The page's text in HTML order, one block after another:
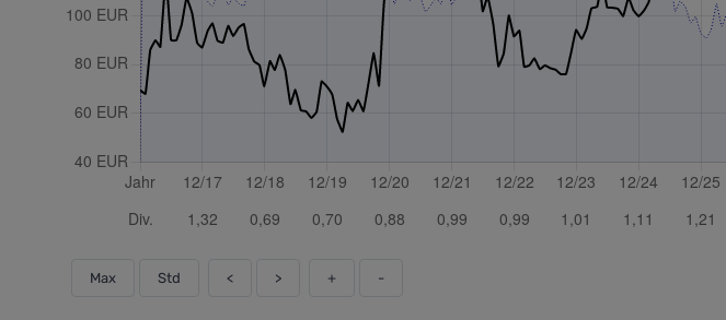
Max Std < > + -